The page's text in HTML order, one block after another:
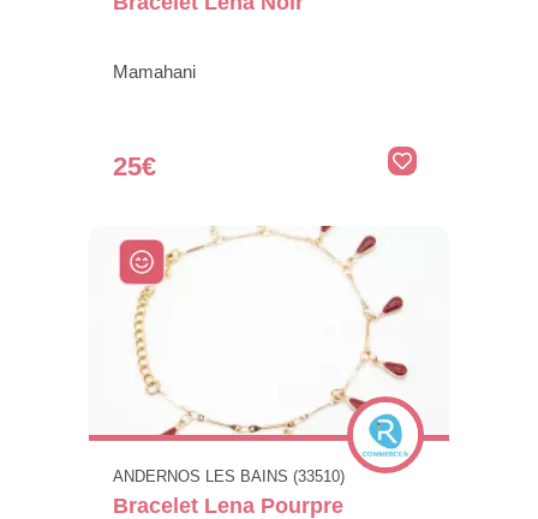
Mamahani
25€
ANDERNOS LES BAINS (33510)
Bracelet Lena Pourpre